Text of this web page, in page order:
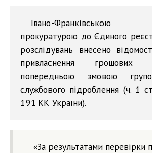
Івано-
прокуратурою до Єдиного
розслідувань внесено
привласнення
попередньою змовою
службового підроблення (ч. 1
191 КК України).
«За результатами перевірки